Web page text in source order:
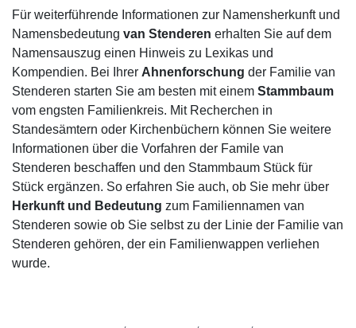
Für weiterführende Informationen zur Namensherkunft und
Namensbedeutung van Stenderen erhalten Sie auf dem
Namensauszug einen Hinweis zu Lexikas und
Kompendien. Bei Ihrer Ahnenforschung der Familie van
Stenderen starten Sie am besten mit einem Stammbaum
vom engsten Familienkreis. Mit Recherchen in
Standesämtern oder Kirchenbüchern können Sie weitere
Informationen über die Vorfahren der Famile van
Stenderen beschaffen und den Stammbaum Stück für
Stück ergänzen. So erfahren Sie auch, ob Sie mehr über
Herkunft und Bedeutung zum Familiennamen van
Stenderen sowie ob Sie selbst zu der Linie der Familie van
Stenderen gehören, der ein Familienwappen verliehen
wurde.